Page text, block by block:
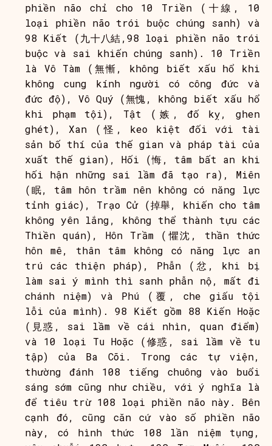
phiền não chỉ cho 10 Triền (十線, 10
loại phiền não trói buộc chúng sanh) và
98 Kiết (九十八結,98 loại phiền não trói
buộc và sai khiến chúng sanh). 10 Triền
là Vô Tàm (無慚, không biết xấu hổ khi
không cung kính người có công đức và
đức độ), Vô Quý (無愧, không biết xấu hổ
khi phạm tội), Tật (嫉, đố kỵ, ghen
ghét), Xan (怪, keo kiệt đối với tài
sản bố thí của thế gian và pháp tài của
xuất thế gian), Hối (悔, tâm bất an khi
hối hận những sai lầm đã tạo ra), Miên
(眠, tâm hôn trầm nên không có năng lực
tỉnh giác), Trạo Cử (掉舉, khiến cho tâm
không yên lắng, không thể thành tựu các
Thiền quán), Hôn Trầm (懼沈, thần thức
hôn mê, thân tâm không có năng lực an
trú các thiện pháp), Phẫn (忿, khi bị
làm sai ý mình thì sanh phẫn nộ, mất đi
chánh niệm) và Phú (覆, che giấu tội
lỗi của mình). 98 Kiết gồm 88 Kiến Hoặc
(見惑, sai lầm về cái nhìn, quan điểm)
và 10 loại Tu Hoặc (修惑, sai lầm về tu
tập) của Ba Cõi. Trong các tự viện,
thường đánh 108 tiếng chuông vào buổi
sáng sớm cũng như chiều, với ý nghĩa là
để tiêu trừ 108 loại phiền não này. Bên
cạnh đó, cũng căn cứ vào số phiền não
này, có hình thức 108 lần niệm tụng,